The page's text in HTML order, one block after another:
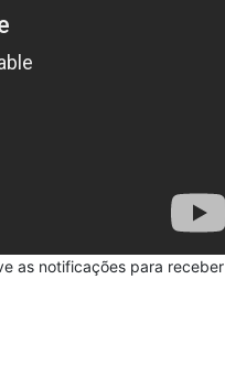
as notificações para receber